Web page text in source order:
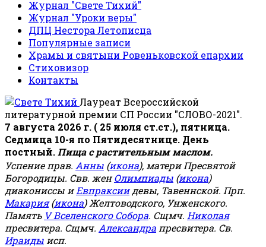
Журнал "Свете Тихий"
Журнал "Уроки веры"
ДПЦ Нестора Летописца
Популярные записи
Храмы и святыни Ровеньковской епархии
Стиховизор
Контакты
Лауреат Всероссийской
литературной премии СП России "СЛОВО-2021".
7 августа 2026 г. ( 25 июля ст.ст.), пятница.
Седмица 10-я по Пятидесятнице. День
постный. Пища с растительным маслом.
Успение прав. Анны (икона), матери Пресвятой
Богородицы. Свв. женОлимпиады (икона)
диакониссы иЕвпраксиидевы, Тавеннской. Прп.
Макария(икона) Желтоводского, Унженского.
Память V Вселенского Собора. Сщмч. Николая
пресвитера. Сщмч. Александра пресвитера. Св.
Ираиды исп.